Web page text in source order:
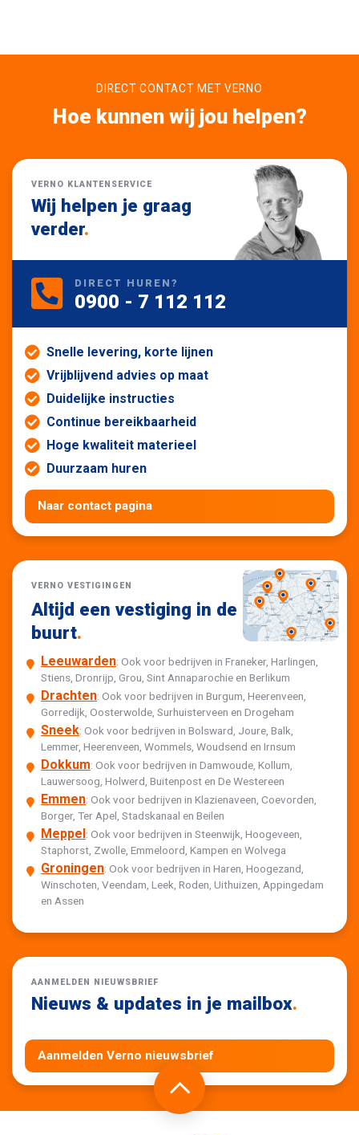
DIRECT CONTACT MET VERNO
Hoe kunnen wij jou helpen?
VERNO KLANTENSERVICE
Wij helpen je graag
verder.
DIRECT HUREN?
0900 - 7 112 112
Snelle levering, korte lijnen
Vrijblijvend advies op maat
Duidelijke instructies
Continue bereikbaarheid
Hoge kwaliteit materieel
Duurzaam huren
Naar contact pagina
VERNO VESTIGINGEN
Altijd een vestiging in de
buurt.
Leeuwarden: Ook voor bedrijven in Franeker, Harlingen,
Stiens, Dronrijp, Grou, Sint Annaparochie en Berlikum
Drachten: Ook voor bedrijven in Burgum, Heerenveen,
Gorredijk, Oosterwolde, Surhuisterveen en Drogeham
Sneek: Ook voor bedrijven in Bolsward, Joure, Balk,
Lemmer, Heerenveen, Wommels, Woudsend en Irnsum
Dokkum: Ook voor bedrijven in Damwoude, Kollum,
Lauwersoog, Holwerd, Buitenpost en De Westereen
Emmen: Ook voor bedrijven in Klazienaveen, Coevorden,
Borger, Ter Apel, Stadskanaal en Beilen
Meppel: Ook voor bedrijven in Steenwijk, Hoogeveen,
Staphorst, Zwolle, Emmeloord, Kampen en Wolvega
Groningen: Ook voor bedrijven in Haren, Hoogezand,
Winschoten, Veendam, Leek, Roden, Uithuizen, Appingedam
en Assen
AANMELDEN NIEUWSBRIEF
Nieuws & updates in je mailbox.
Aanmelden Verno nieuwsbrief